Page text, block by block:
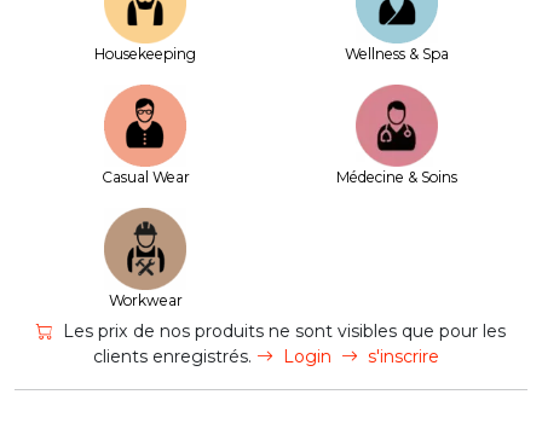
House­keeping Wellness & Spa
Casual Wear Médecine & Soins
Workwear
Les prix de nos produits ne sont visibles que pour les
clients enregistrés.
Login s'inscrire